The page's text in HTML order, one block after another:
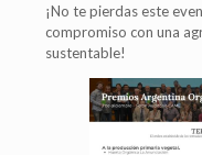
¡No te pierdas este
compromiso con una
sustentable!